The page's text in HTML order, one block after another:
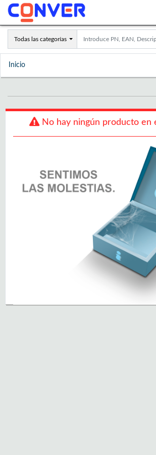
Todas las categorías
Inicio
No hay ningún producto en